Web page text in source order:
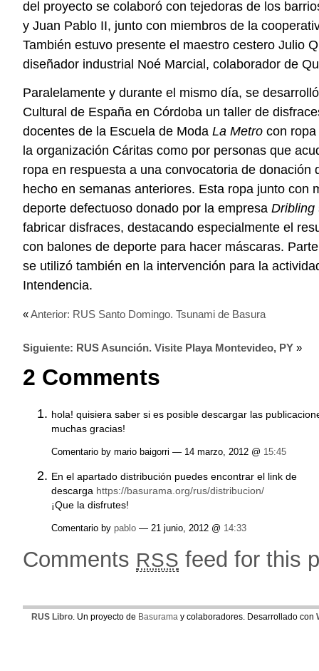
del proyecto se colaboró con tejedoras de los
y Juan Pablo II, junto con miembros de la
También estuvo presente el maestro cestero Julio
diseñador industrial Noé Marcial, colaborador de
Paralelamente y durante el mismo día, se
Cultural de España en Córdoba un taller de
docentes de la Escuela de Moda La Metro con
la organización Cáritas como por personas que
ropa en respuesta a una convocatoria de donación
hecho en semanas anteriores. Esta ropa junto con
deporte defectuoso donado por la empresa Dribling
fabricar disfraces, destacando especialmente el
con balones de deporte para hacer máscaras.
se utilizó también en la intervención para la
Intendencia.
«Anterior: RUS Santo Domingo. Tsunami de Basura
Siguiente: RUS Asunción. Visite Playa Montevideo, PY »
2 Comments
hola! quisiera saber si es posible descargar las
muchas gracias!
Comentario by mario baigorri — 14 marzo, 2012 @ 15:45
En el apartado distribución puedes encontrar el link de
descarga https://basurama.org/rus/distribucion/
¡Que la disfrutes!
Comentario by pablo — 21 junio, 2012 @ 14:33
Comments RSS feed for this
RUS Libro. Un proyecto de Basurama y colaboradores. Desarrollado con